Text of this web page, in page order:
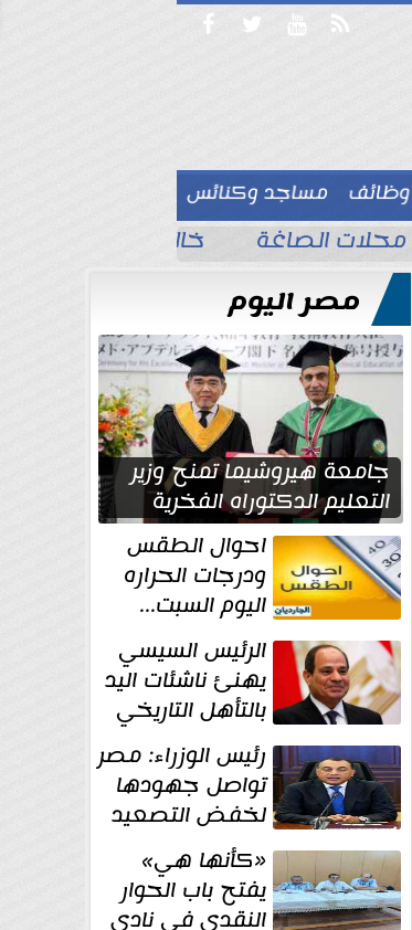
   
وظائف
مساجد وكنائس
 خالد الغندور يطلب
مصر اليوم
جامعة هيروشيما تمنح وزير
التعليم الدكتوراه الفخرية
تقديرا لما حققهاحوال الطقس
ودرجات الحراره
اليوم السبت...
العظمى في
القاهره 36 درجة الرئيس السيسي
يهنئ ناشئات اليد
بالتأهل التاريخي
إلى نصف نهائي
كأس العالم رئيس الوزراء: مصر
تواصل جهودها
لخفض التصعيد
والحفاظ على
الاستقرار الإقليمي«كأنها هي»
يفتح باب الحوار
النقدي في نادي